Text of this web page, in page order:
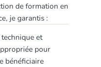
de formation en
je garantis :
technique et
pour
bénéficiaire